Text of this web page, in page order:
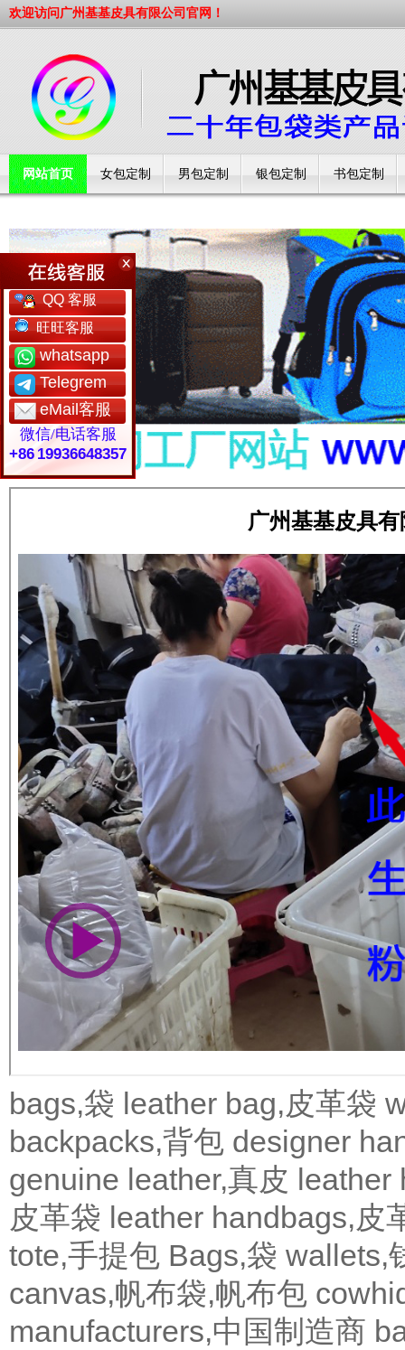
欢迎访问广州基基皮具有限公司官网！
网站首页 女包定制 男包定制 银包定制 书包定制
QQ 客服
旺旺客服
whatsapp
Telegrem
eMail客服
微信/电话客服
+86 19936648357
bags,袋 leather bag,皮革袋
backpacks,背包 designer
genuine leather,真皮 leather
皮革袋 leather handbags,皮
tote,手提包 Bags,袋 wallets,
canvas,帆布袋,帆布包
manufacturers,中国制造商